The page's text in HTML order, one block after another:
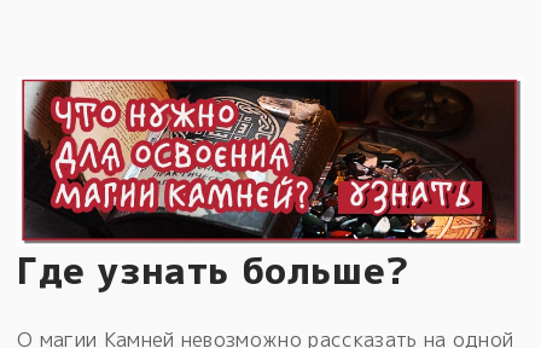
Где узнать больше?
О магии Камней невозможно рассказать на одной